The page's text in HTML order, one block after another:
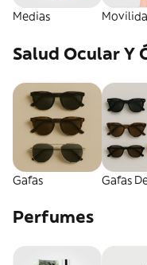
Medias
Salud Ocular Y
Gafas Gafas
Perfumes